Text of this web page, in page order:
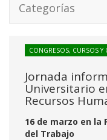
Categorías
CONGRESOS, CURSOS Y
Jornada
Universitario
Recursos
16 de marzo en la
del Trabajo